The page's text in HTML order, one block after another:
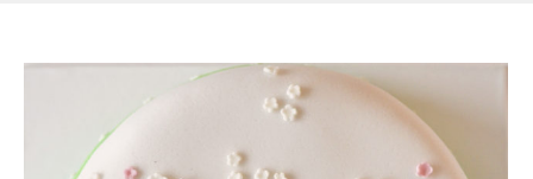
Retro Camera Museum